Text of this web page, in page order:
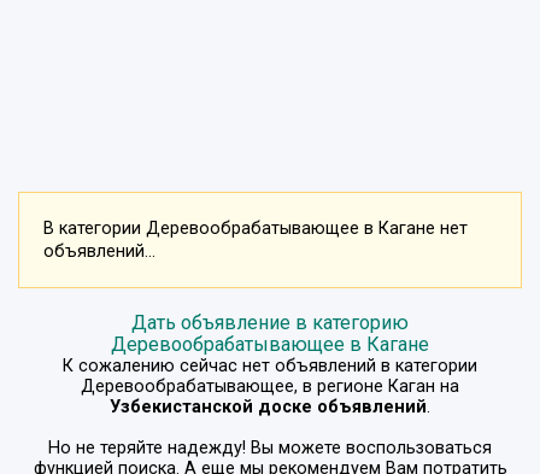
В категории Деревообрабатывающее в Кагане нет
объявлений...
Дать объявление в категорию
Деревообрабатывающее в Кагане
К сожалению сейчас нет объявлений в категории
Деревообрабатывающее, в регионе Каган на
Узбекистанской доске объявлений.
Но не теряйте надежду! Вы можете воспользоваться
функцией поиска. А еще мы рекомендуем Вам потратить